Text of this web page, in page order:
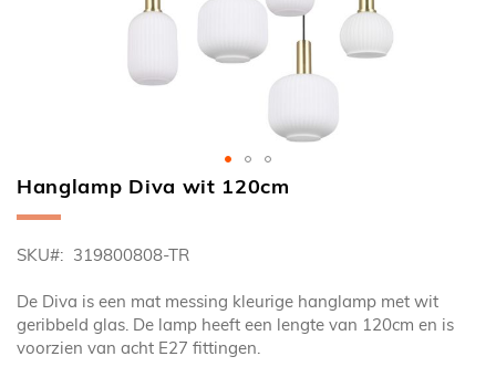
Ga
naar
begin
de
afbeeldingen-
gallerij
Hanglamp Diva wit 120cm
SKU 319800808-TR
De Diva is een mat messing kleurige hanglamp met wit
geribbeld glas. De lamp heeft een lengte van 120cm en is
voorzien van acht E27 fittingen.